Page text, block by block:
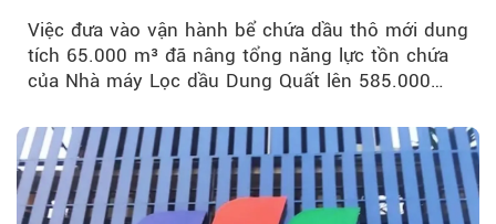
Việc đưa vào vận hành bể chứa dầu thô mới dung
tích 65.000 m³ đã nâng tổng năng lực tồn chứa
của Nhà máy Lọc dầu Dung Quất lên 585.000